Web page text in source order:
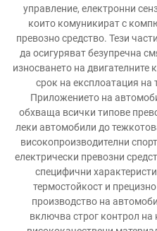
управление, електронни
които комуникират с
превозно средство. Тези
да осигуряват безупречна
износването на
срок на експлоатация на
Приложението на
обхваща всички типове
леки автомобили до
високопроизводителни
електрически превозни
специфични
термостойкост и
производство на
включва строг контрол на